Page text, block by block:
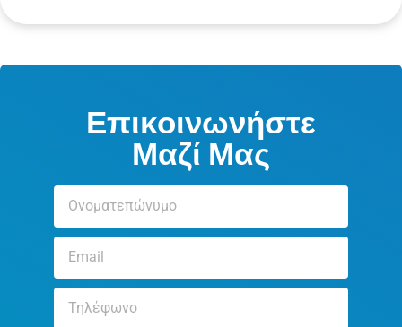
Επικοινωνήστε
Μαζί Μας